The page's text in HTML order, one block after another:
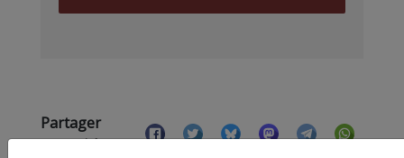
Partager
cet article :